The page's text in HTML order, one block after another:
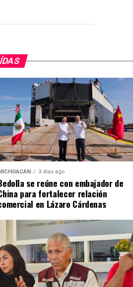
3 días ago
se reúne con embajador de
para fortalecer relación
en Lázaro Cárdenas